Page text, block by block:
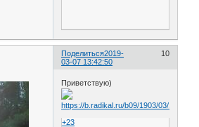
Поделиться 10
2019-
03-07 13:42:50
Приветствую)
+23